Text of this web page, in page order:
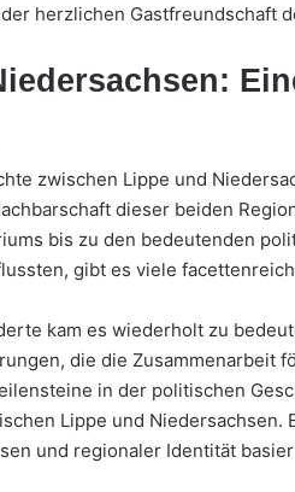
herzlichen Gastfreundschaft
zwischen Lippe und
dieser beiden
bis zu den bedeutenden
gibt es viele
kam es wiederholt zu
die die Zusammenarbeit
in der politischen
Lippe und
und regionaler Identität